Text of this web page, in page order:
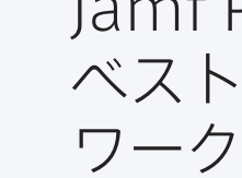
動ベス
ワー